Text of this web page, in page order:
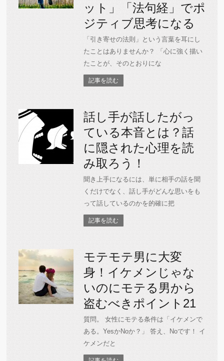
ット」「法句経」でポ
ジティブ思考になる
「引き寄せの法則」という言葉を耳にし
たことはありませんか？ 「心に強く描い
たことが、そのとおりにな
記事を読む
話し手が話したがっ
ている本音とは？話
に隠された心理を読
み取ろう！
聞き上手になるには、単に相手の話を聞
くだけでなく、話し手がどんな思いをも
って話しているのかを的確に把
記事を読む
モテモテ男に大変
身！イケメンじゃな
いのにモテる男から
盗むべきポイント21
質問。 女性にモテる条件は「イケメンで
ある。YesかNoか？」 答え、Noです！ イ
ケメンだと